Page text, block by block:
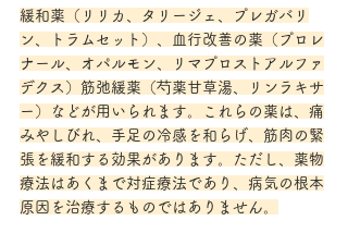
緩和薬（リリカ、タリージェ、プレガバリ
ン、トラムセット）、血行改善の薬（プロレ
ナール、オパルモン、リマプロストアルファ
デクス）筋弛緩薬（芍薬甘草湯、リンラキサ
ー）などが用いられます。これらの薬は、痛
みやしびれ、手足の冷感を和らげ、筋肉の緊
張を緩和する効果があります。ただし、薬物
療法はあくまで対症療法であり、病気の根本
原因を治療するものではありません。